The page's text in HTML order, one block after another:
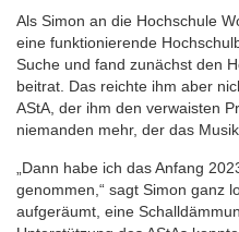
Als Simon an die Hochschule
eine funktionierende
Suche und fand zunächst den
beitrat. Das reichte ihm aber
AStA, der ihm den verwaisten
niemanden mehr, der das
„Dann habe ich das Anfang
genommen,“ sagt Simon ganz
aufgeräumt, eine